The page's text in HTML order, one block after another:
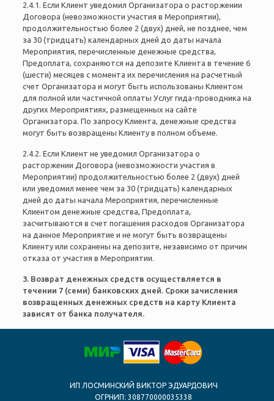
2.4.1. Если Клиент уведомил Организатора о расторжении
Договора (невозможности участия в Мероприятии),
продолжительностью более 2 (двух) дней, не позднее, чем
за 30 (тридцать) календарных дней до даты начала
Мероприятия, перечисленные денежные средства,
Предоплата, сохраняются на депозите Клиента в течение 6
(шести) месяцев с момента их перечисления на расчетный
счет Организатора и могут быть использованы Клиентом
для полной или частичной оплаты Услуг гида-проводника на
других Мероприятиях, размещенных на сайте
Организатора. По запросу Клиента, денежные средства
могут быть возвращены Клиенту в полном объеме.
2.4.2. Если Клиент не уведомил Организатора о
расторжении Договора (невозможности участия в
Мероприятии) продолжительностью более 2 (двух) дней
или уведомил менее чем за 30 (тридцать) календарных
дней до даты начала Мероприятия, перечисленные
Клиентом денежные средства, Предоплата,
засчитываются в счет погашения расходов Организатора
на данное Мероприятие и не могут быть возвращены
Клиенту или сохранены на депозите, независимо от причин
отказа от участия в Мероприятии.
3. Возврат денежных средств осуществляется в
течении 7 (семи) банковских дней. Сроки зачисления
возвращенных денежных средств на карту Клиента
зависят от банка получателя.
ИП ЛОСМИНСКИЙ ВИКТОР ЭДУАРДОВИЧ
ОГРНИП: 308770000035338